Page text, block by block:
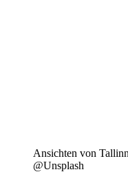
Ansichten von
@Unsplash